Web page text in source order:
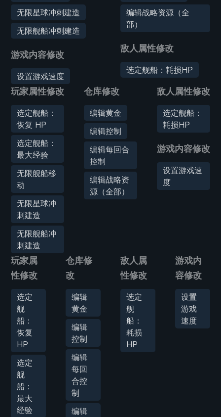
无限星球冲刺建造
无限舰船冲刺建造
游戏内容修改
设置游戏速度
编辑战略资源（全
部）
敌人属性修改
选定舰船：耗损HP
玩家属性修改
选定舰船：
恢复 HP
选定舰船：
最大经验
无限舰船移
动
无限星球冲
刺建造
无限舰船冲
刺建造
仓库修改
编辑黄金
编辑控制
编辑每回合
控制
编辑战略资
源（全部）
敌人属性修改
选定舰船：
耗损HP
游戏内容修改
设置游戏速
度
玩家属
性修改
选定
舰
船：
恢复
HP
选定
舰
船：
最大
经验
仓库修
改
编辑
黄金
编辑
控制
编辑
每回
合控
制
编辑
敌人属
性修改
选定
舰
船：
耗损
HP
游戏内
容修改
设置
游戏
速度